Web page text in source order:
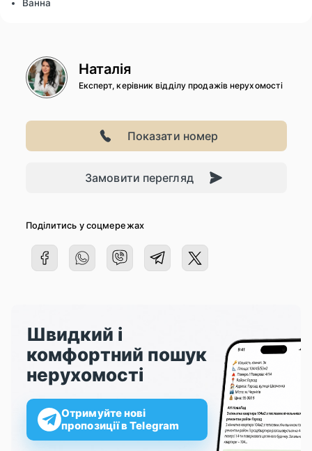
Ванна
Наталія
Експерт, керівник відділу продажів нерухомості
Показати номер
Замовити перегляд
Поділитись у соцмережах
Швидкий і
комфортний пошук
нерухомості
Отримуйте нові
пропозиції в Telegram